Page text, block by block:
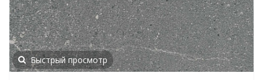
Быстрый просмотр